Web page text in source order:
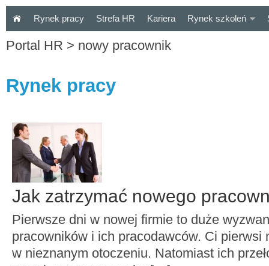
Rynek pracy Strefa HR Kariera Rynek szkoleń
Portal HR > nowy pracownik
Rynek pracy
Jak zatrzymać nowego
Pierwsze dni w nowej firmie to duże
pracowników i ich pracodawców. Ci pierwsi
w nieznanym otoczeniu. Natomiast ich